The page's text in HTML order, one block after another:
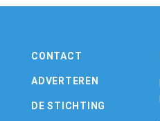
CONTACT
ADVERTEREN
DE STICHTING